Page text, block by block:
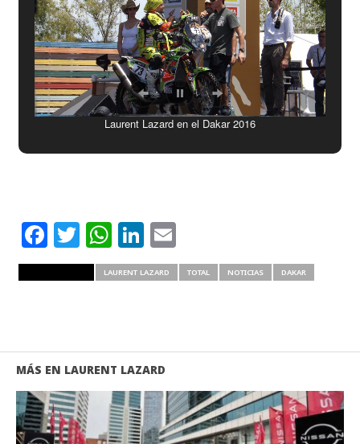
Laurent Lazard en el Dakar 2016
Facebook
Twitter
WhatsApp
LinkedIn
Email
LAURENT LAZARD TOTAL NOTICIAS DAKAR
MÁS EN LAURENT LAZARD